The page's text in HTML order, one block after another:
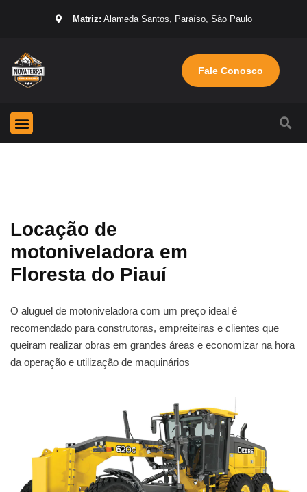
Matriz: Alameda Santos, Paraíso, São Paulo
Fale Conosco
Locação de
motoniveladora em
Floresta do Piauí
O aluguel de motoniveladora com um preço ideal é
recomendado para construtoras, empreiteiras e clientes que
queiram realizar obras em grandes áreas e economizar na hora
da operação e utilização de maquinários